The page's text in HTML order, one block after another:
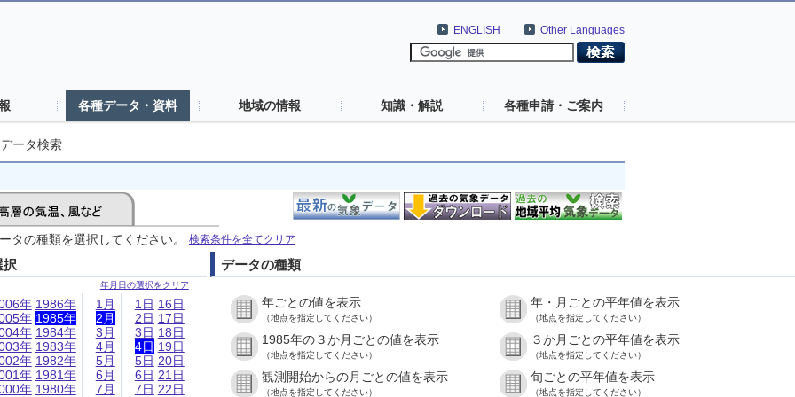
Other Languages
ENGLISH
各種データ・資料 地域の情報 知識・解説 各種申請・ご案内
ータ検索
タの種類を選択してください。 検索条件を全てクリア
択
年月日の選択をクリア
年
年
年
年
年
年
年
1986年
1985年
1984年
1983年
1982年
1981年
1980年
1月
2月
3月
4月
5月
6月
7月
1日
2日
3日
4日
5日
6日
7日
16日
17日
18日
19日
20日
21日
22日
データの種類
年ごとの値を表示
（地点を指定してください）
年・月ごとの平年値を表示
（地点を指定してください）
1985年の３か月ごとの値を表示
（地点を指定してください）
３か月ごとの平年値を表示
（地点を指定してください）
観測開始からの月ごとの値を表示
（地点を指定してください）
旬ごとの平年値を表示
（地点を指定してください）